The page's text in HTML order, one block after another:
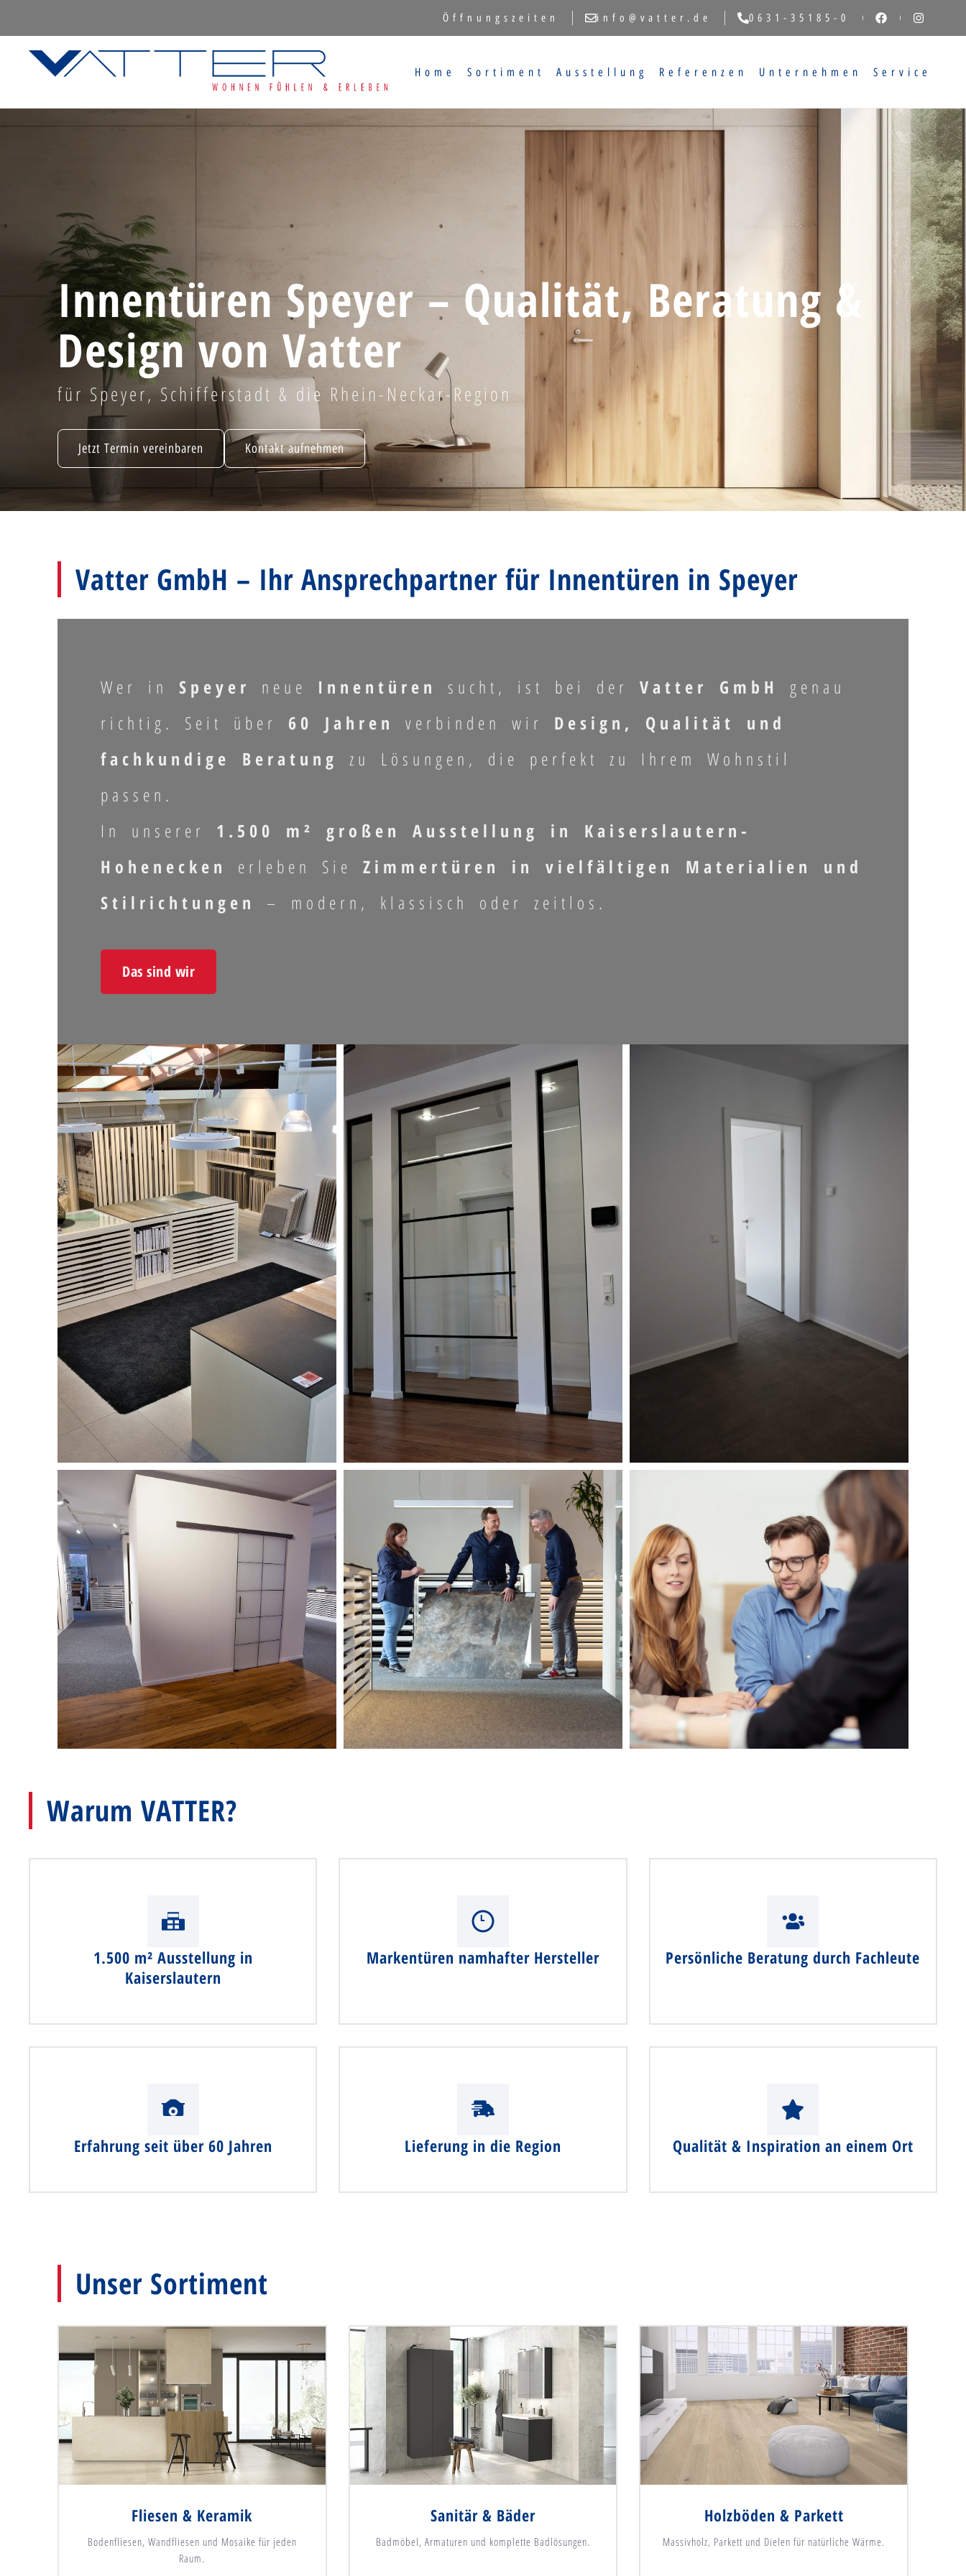
Öffnungszeiten info@vatter.de 0631-35185-0
Home Sortiment Ausstellung Referenzen Unternehmen Service
Innentüren Speyer – Qualität, Beratung &
Design von Vatter
für Speyer, Schifferstadt & die Rhein-Neckar-Region
Jetzt Termin vereinbaren Kontakt aufnehmen
Vatter GmbH – Ihr Ansprechpartner für Innentüren in Speyer
Wer in Speyer neue Innentüren sucht, ist bei der Vatter GmbH
genau
richtig. Seit über 60 Jahren verbinden wir Design, Qualität und
fachkundige Beratung
zu Lösungen, die perfekt zu Ihrem Wohnstil
passen.
In unserer 1.500 m² großen Ausstellung in Kaiserslautern-
Hohenecken
erleben Sie Zimmertüren in vielfältigen Materialien und
Stilrichtungen
– modern, klassisch oder zeitlos.
Das sind wir
Warum VATTER?
1.500 m² Ausstellung in
Kaiserslautern
Markentüren namhafter Hersteller Persönliche Beratung durch Fachleute
Erfahrung seit über 60 Jahren Lieferung in die Region Qualität & Inspiration an einem Ort
Unser Sortiment
Fliesen & Keramik
Bodenfliesen, Wandfliesen und Mosaike für jeden
Raum.
Sanitär & Bäder
Badmöbel, Armaturen und komplette Badlösungen.
Holzböden & Parkett
Massivholz, Parkett und Dielen für natürliche Wärme.